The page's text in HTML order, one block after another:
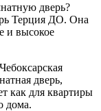
дверь?
Терция ДО. Она
и высокое
дверь,
как для квартиры
дома.